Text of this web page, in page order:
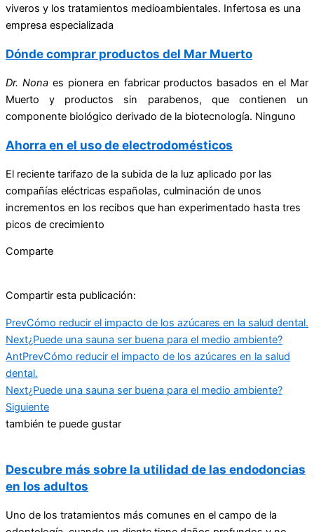
viveros y los tratamientos medioambientales. Infertosa es una
empresa especializada
Dónde comprar productos del Mar Muerto
Dr. Nonaes pionera en fabricar productos basados en el Mar
Muerto y productos sin parabenos, que contienen un
componente biológico derivado de la biotecnología. Ninguno
Ahorra en el uso de electrodomésticos
El reciente tarifazo de la subida de la luz aplicado por las
compañías eléctricas españolas, culminación de unos
incrementos en los recibos que han experimentado hasta tres
picos de crecimiento
Comparte
Compartir esta publicación:
PrevCómo reducir el impacto de los azúcares en la salud dental.
Next¿Puede una sauna ser buena para el medio ambiente?
AntPrevCómo reducir el impacto de los azúcares en la salud
dental.
Next¿Puede una sauna ser buena para el medio ambiente?
Siguiente
también te puede gustar
Descubre más sobre la utilidad de las endodoncias
en los adultos
Uno de los tratamientos más comunes en el campo de la